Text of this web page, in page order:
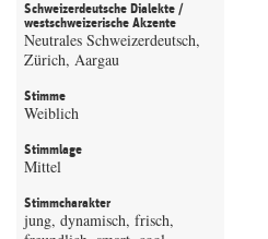
Schweizerdeutsche Dialekte /
westschweizerische Akzente
Neutrales Schweizerdeutsch,
Zürich, Aargau
Stimme
Weiblich
Stimmlage
Mittel
Stimmcharakter
jung, dynamisch, frisch,